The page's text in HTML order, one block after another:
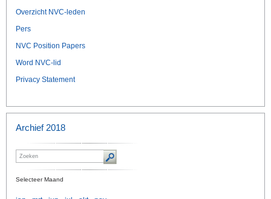
Overzicht NVC-leden
Pers
NVC Position Papers
Word NVC-lid
Privacy Statement
Archief 2018
Selecteer Maand